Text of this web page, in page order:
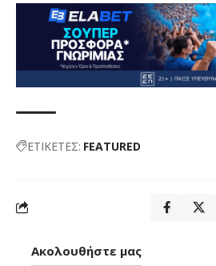
ΕΤΙΚΕΤΕΣ: FEATURED
Ακολουθήστε μας